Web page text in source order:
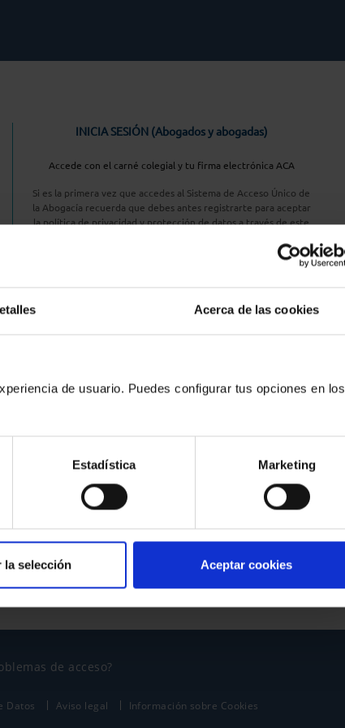
Acerca de las cookies
de usuario. Puedes configurar tus opciones en los
Estadística Marketing
la selección Aceptar cookies
INICIA SESIÓN (Abogados y abogadas)
Accede con el carné colegial y tu firma electrónica ACA
Si es la primera vez que accedes al Sistema de Acceso Único de
la Abogacía recuerda que debes antes registrarte para aceptar
la política de privacidad y protección de datos a través de este
Entrar con ACA Plus
cuenta?
términos del servicio
de acceso?
Datos Aviso legal Información sobre Cookies